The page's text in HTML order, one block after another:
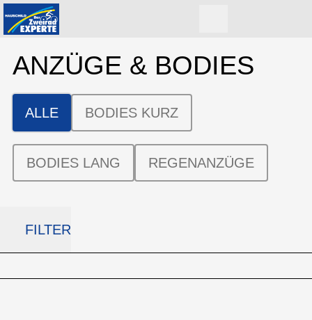
ANZÜGE & BODIES
ALLE BODIES KURZ
BODIES LANG REGENANZÜGE
FILTER